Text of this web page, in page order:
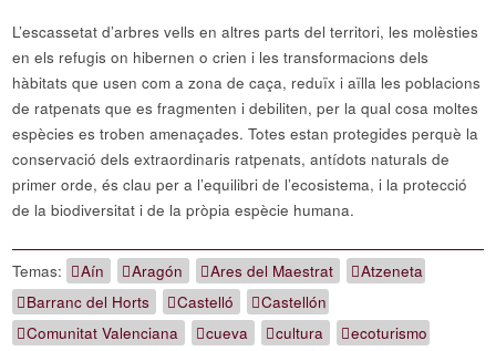
L’escassetat d’arbres vells en altres parts del territori, les molèsties
en els refugis on hibernen o crien i les transformacions dels
hàbitats que usen com a zona de caça, reduïx i aïlla les poblacions
de ratpenats que es fragmenten i debiliten, per la qual cosa moltes
espècies es troben amenaçades. Totes estan protegides perquè la
conservació dels extraordinaris ratpenats, antídots naturals de
primer orde, és clau per a l’equilibri de l’ecosistema, i la protecció
de la biodiversitat i de la pròpia espècie humana.
Temas: Aín Aragón Ares del Maestrat
Atzeneta
Barranc del Horts
Castelló
Castellón
Comunitat Valenciana
cueva cultura
ecoturismo